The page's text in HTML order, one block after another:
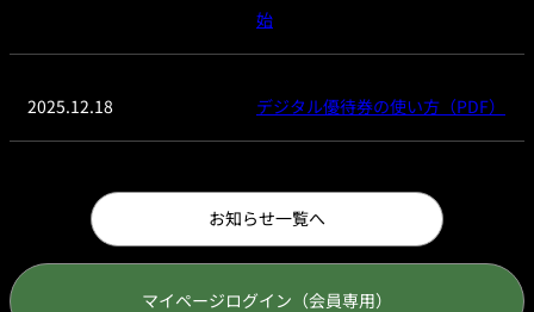
始
2025.12.18 デジタル優待券の使い方（PDF）
お知らせ
マイページログイン（会員専用）